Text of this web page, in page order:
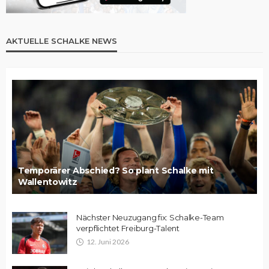
AKTUELLE SCHALKE NEWS
Temporärer Abschied? So plant Schalke mit
Wallentowitz
Nächster Neuzugang fix: Schalke-Team
verpflichtet Freiburg-Talent
12. Juni 2026